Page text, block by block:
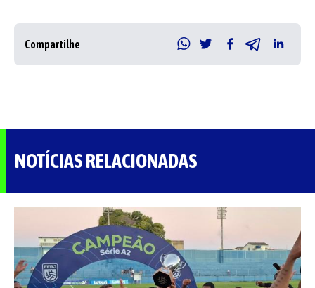
Compartilhe
NOTÍCIAS RELACIONADAS